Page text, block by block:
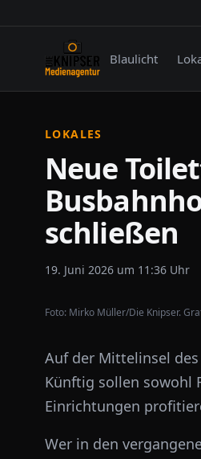
Blaulicht
LOKALES
Neue
schließen
19. Juni 2026 um 11:36 Uhr
Foto: Mirko Müller/Die Knipser.
Auf der Mittelinsel
Künftig sollen sowohl
Einrichtungen
Wer in den